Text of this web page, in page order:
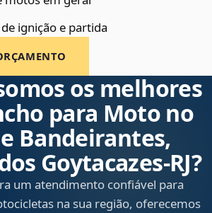
ignição e partida
os melhores
para Moto no
Bandeirantes,
Goytacazes‑RJ?
um atendimento confiável para
na sua região, oferecemos